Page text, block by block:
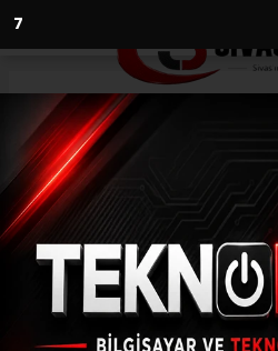
6
Anasayfa Gündem
Diyarbakırlı
hafız, taziye
üyesi olan 10
GÜNDEM
(İHA) - İhlas Haber Ajansı | 31.08.2024
- 12:50